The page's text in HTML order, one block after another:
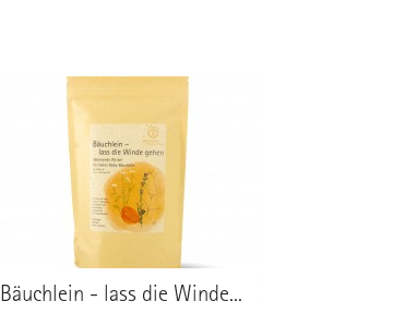
Bäuchlein - lass die Winde...